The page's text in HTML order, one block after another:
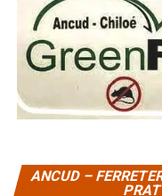
ANCUD –